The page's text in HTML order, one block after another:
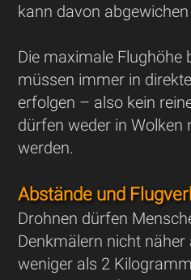
kann davon
Die maximale Flughöhe
müssen immer in
erfolgen – also kein
dürfen weder in Wolken
werden.
Abstände und
Drohnen dürfen
Denkmälern nicht
weniger als 2